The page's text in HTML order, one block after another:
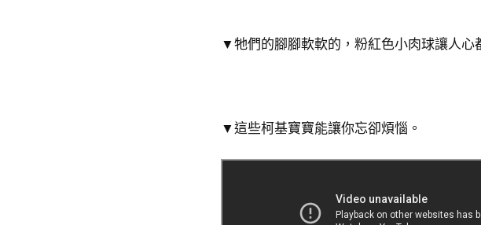
▼牠們的腳腳軟軟的，粉紅色小肉球讓人心
▼這些柯基寶寶能讓你忘卻煩惱。